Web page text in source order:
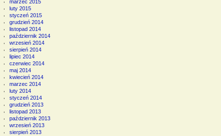
marzec 2015
luty 2015
styczeń 2015
grudzień 2014
listopad 2014
październik 2014
wrzesień 2014
sierpień 2014
lipiec 2014
czerwiec 2014
maj 2014
kwiecień 2014
marzec 2014
luty 2014
styczeń 2014
grudzień 2013
listopad 2013
październik 2013
wrzesień 2013
sierpień 2013